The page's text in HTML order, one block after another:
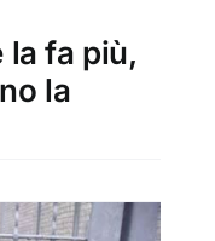
la fa più,
la